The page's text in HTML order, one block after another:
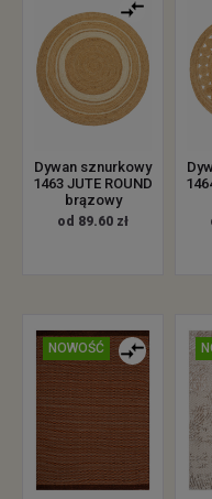
Dywan sznurkowy
1463 JUTE ROUND
brązowy
od 89.60 zł
NOWOŚĆ